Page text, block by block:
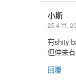
小斯
25 4 月,
有shity
但仲未
回覆